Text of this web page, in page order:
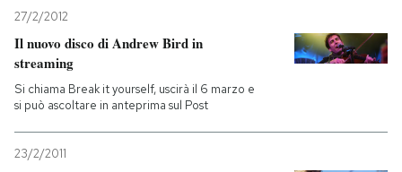
27/2/2012
Il nuovo disco di Andrew Bird in
streaming
Si chiama Break it yourself, uscirà il 6 marzo e
si può ascoltare in anteprima sul Post
23/2/2011